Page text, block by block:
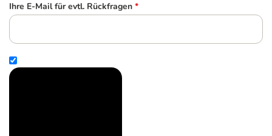
Ihre E-Mail für evtl. Rückfragen *